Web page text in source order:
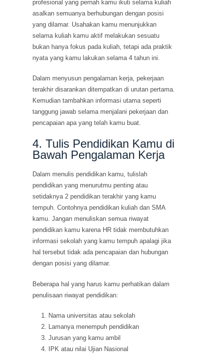
profesional yang pernah kamu ikuti selama kuliah
asalkan semuanya berhubungan dengan posisi
yang dilamar. Usahakan kamu menunjukkan
selama kuliah kamu aktif melakukan sesuatu
bukan hanya fokus pada kuliah, tetapi ada praktik
nyata yang kamu lakukan selama 4 tahun ini.
Dalam menyusun pengalaman kerja, pekerjaan
terakhir disarankan ditempatkan di urutan pertama.
Kemudian tambahkan informasi utama seperti
tanggung jawab selama menjalani pekerjaan dan
pencapaian apa yang telah kamu buat.
4. Tulis Pendidikan Kamu di
Bawah Pengalaman Kerja
Dalam menulis pendidikan kamu, tulislah
pendidikan yang menurutmu penting atau
setidaknya 2 pendidikan terakhir yang kamu
tempuh. Contohnya pendidikan kuliah dan SMA
kamu. Jangan menuliskan semua riwayat
pendidikan kamu karena HR tidak membutuhkan
informasi sekolah yang kamu tempuh apalagi jika
hal tersebut tidak ada pencapaian dan hubungan
dengan posisi yang dilamar.
Beberapa hal yang harus kamu perhatikan dalam
penulisaan riwayat pendidikan:
Nama universitas atau sekolah
Lamanya menempuh pendidikan
Jurusan yang kamu ambil
IPK atau nilai Ujian Nasional